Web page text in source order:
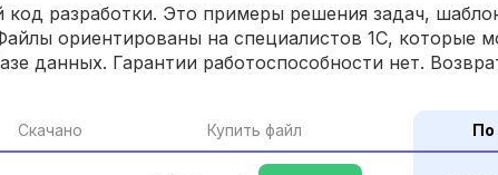
разработки. Это примеры решения задач,
ориентированы на специалистов 1С, которые
данных. Гарантии работоспособности нет.
Скачано Купить файл По